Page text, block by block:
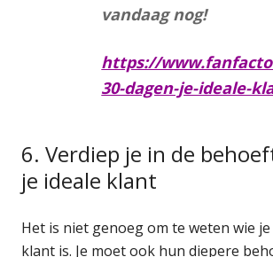
vandaag nog!
https://
30-dagen-je-ideale-
6. Verdiep je in de
je ideale klant
Het is niet genoeg om te weten wie je
klant is. Je moet ook hun diepere